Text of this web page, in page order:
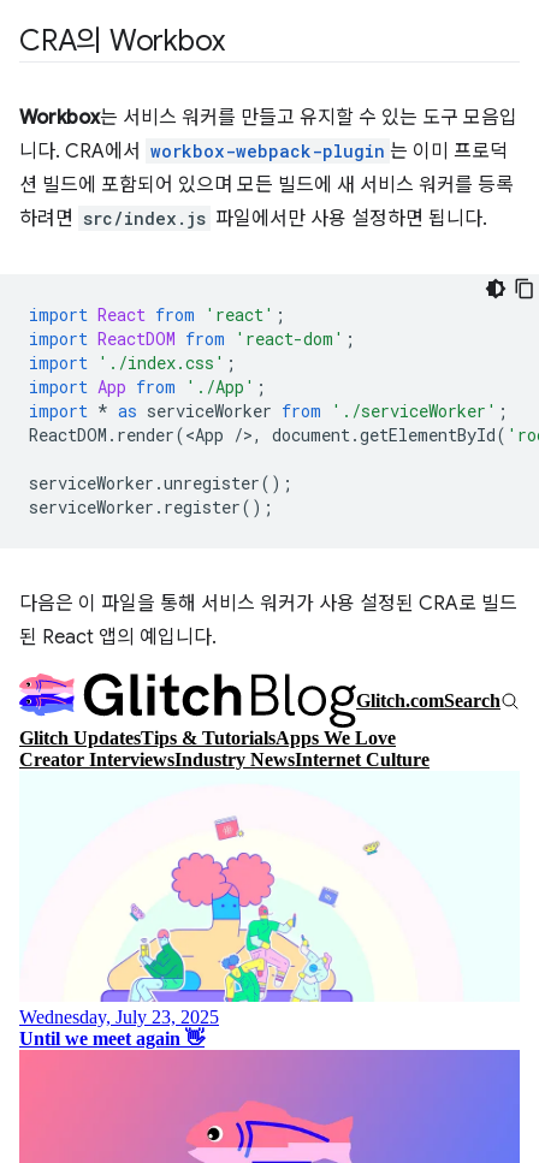
CRA의 Workbox
Workbox는 서비스 워커를 만들고 유지할 수 있는 도구 모음입
니다. CRA에서 workbox-webpack-plugin 는 이미 프로덕
션 빌드에 포함되어 있으며 모든 빌드에 새 서비스 워커를 등록
하려면 src/index.js 파일에서만 사용 설정하면 됩니다.
import React from 'react' ;
import ReactDOM from 'react-dom' ;
import './index.css' ;
import App from './App' ;
import * as serviceWorker from './serviceWorker' ;
ReactDOM . render(<App />, document.getElementById(
serviceWorker .unregister();
serviceWorker . register();
다음은 이 파일을 통해 서비스 워커가 사용 설정된 CRA로 빌드
된 React 앱의 예입니다.